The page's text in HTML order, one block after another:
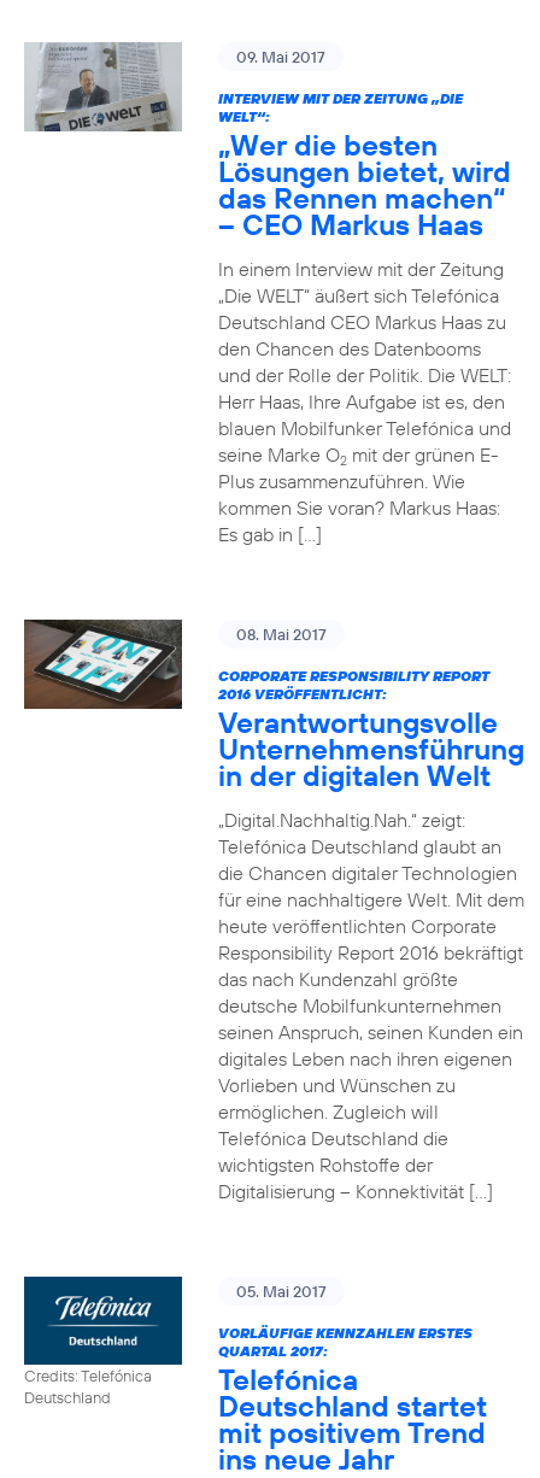
09. Mai 2017
INTERVIEW MIT DER ZEITUNG „DIE
WELT“:
„Wer die besten
Lösungen bietet, wird
das Rennen machen“
– CEO Markus Haas
In einem Interview mit der Zeitung
„Die WELT“ äußert sich Telefónica
Deutschland CEO Markus Haas zu
den Chancen des Datenbooms
und der Rolle der Politik. Die WELT:
Herr Haas, Ihre Aufgabe ist es, den
blauen Mobilfunker Telefónica und
seine Marke O2mit der grünen E-
Plus zusammenzuführen. Wie
kommen Sie voran? Markus Haas:
Es gab in […]
08. Mai 2017
CORPORATE RESPONSIBILITY REPORT
2016 VERÖFFENTLICHT:
Verantwortungsvolle
Unternehmensführung
in der digitalen Welt
„Digital.Nachhaltig.Nah.“ zeigt:
Telefónica Deutschland glaubt an
die Chancen digitaler Technologien
für eine nachhaltigere Welt. Mit dem
heute veröffentlichten Corporate
Responsibility Report 2016 bekräftigt
das nach Kundenzahl größte
deutsche Mobilfunkunternehmen
seinen Anspruch, seinen Kunden ein
digitales Leben nach ihren eigenen
Vorlieben und Wünschen zu
ermöglichen. Zugleich will
Telefónica Deutschland die
wichtigsten Rohstoffe der
Digitalisierung – Konnektivität […]
Credits: Telefónica
Deutschland
05. Mai 2017
VORLÄUFIGE KENNZAHLEN ERSTES
QUARTAL 2017:
Telefónica
Deutschland startet
mit positivem Trend
ins neue Jahr